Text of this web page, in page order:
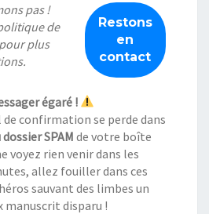
pas !
de
plus
égaré !
confirmation se perde dans
SPAM de votre boîte
voyez rien venir dans les
allez fouiller dans ces
sauvant des limbes un
manuscrit disparu !